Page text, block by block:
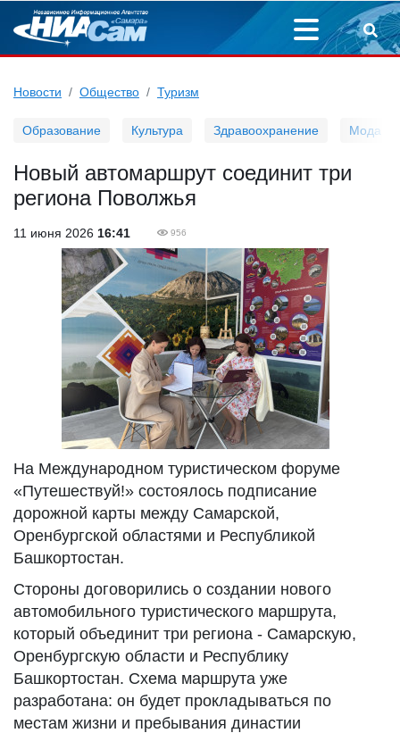
Новости Общество Туризм
Образование Культура Здравоохранение Мода
Новый автомаршрут соединит три
региона Поволжья
11 июня 2026 16:41 956
На Международном туристическом форуме
«Путешествуй!» состоялось подписание
дорожной карты между Самарской,
Оренбургской областями и Республикой
Башкортостан.
Стороны договорились о создании нового
автомобильного туристического маршрута,
который объединит три региона - Самарскую,
Оренбургскую области и Республику
Башкортостан. Схема маршрута уже
разработана: он будет прокладываться по
местам жизни и пребывания династии